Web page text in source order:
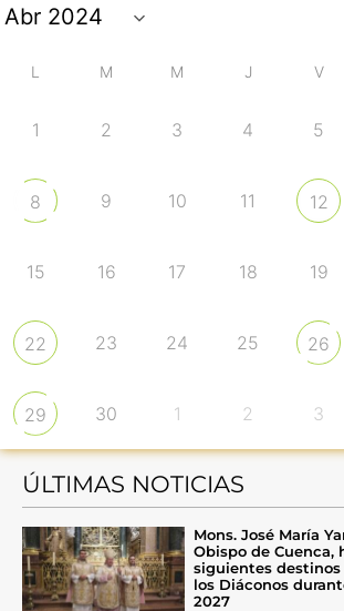
L M M J V
1 2 3 4 5
8 9 10 11 12
15 16 17 18 19
22 23 24 25 26
29 30 1 2 3
ÚLTIMAS NOTICIAS
Mons. José María
Obispo de Cuenca,
siguientes destinos
los Diáconos
2027